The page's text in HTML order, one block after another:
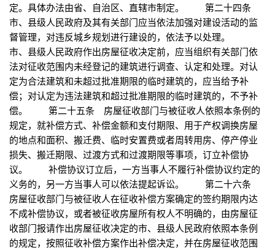
定。具体办法由省、自治区、直辖市制定。 第二十四条
市、县级人民政府及其有关部门应当依法加强对建设活动的监
督管理，对违反城乡规划进行建设的，依法予以处理。
市、县级人民政府作出房屋征收决定前，应当组织有关部门依
法对征收范围内未经登记的建筑进行调查、认定和处理。对认
定为合法建筑和未超过批准期限的临时建筑的，应当给予补
偿；对认定为违法建筑和超过批准期限的临时建筑的，不予补
偿。 第二十五条 房屋征收部门与被征收人依照本条例的
规定，就补偿方式、补偿金额和支付期限、用于产权调换房屋
的地点和面积、搬迁费、临时安置费或者周转用房、停产停业
损失、搬迁期限、过渡方式和过渡期限等事项，订立补偿协
议。 补偿协议订立后，一方当事人不履行补偿协议约定的
义务的，另一方当事人可以依法提起诉讼。 第二十六条
房屋征收部门与被征收人在征收补偿方案确定的签约期限内达
不成补偿协议，或者被征收房屋所有权人不明确的，由房屋征
收部门报请作出房屋征收决定的市、县级人民政府依照本条例
的规定，按照征收补偿方案作出补偿决定，并在房屋征收范围